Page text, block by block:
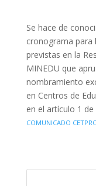
Se hace de
cronograma para
previstas en la
MINEDU que
nombramiento
en Centros de
en el artículo 1 de
COMUNICADO